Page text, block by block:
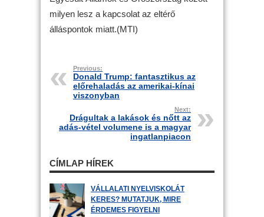
milyen lesz a kapcsolat az eltérő
álláspontok miatt.(MTI)
Previous:
Donald Trump: fantasztikus az
előrehaladás az amerikai-kínai
viszonyban
Next:
Drágultak a lakások és nőtt az
adás-vétel volumene is a magyar
ingatlanpiacon
CÍMLAP HÍREK
VÁLLALATI NYELVISKOLÁT
KERES? MUTATJUK, MIRE
ÉRDEMES FIGYELNI